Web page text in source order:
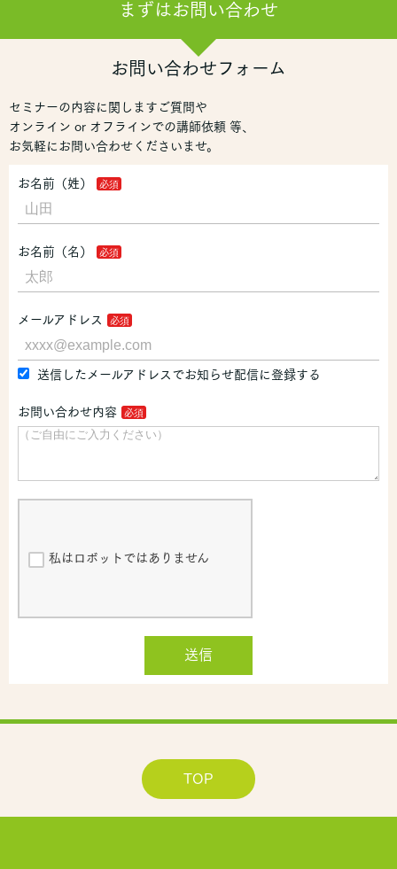
まずはお問い合わせ
お問い合わせフォーム
セミナーの内容に関しますご質問や
オンライン or オフラインでの講師依頼 等、
お気軽にお問い合わせくださいませ。
お名前（姓）
お名前（名）
メールアドレス
送信したメールアドレスでお知らせ配信に登録する
お問い合わせ内容
私はロボットではありません
送信
TOP